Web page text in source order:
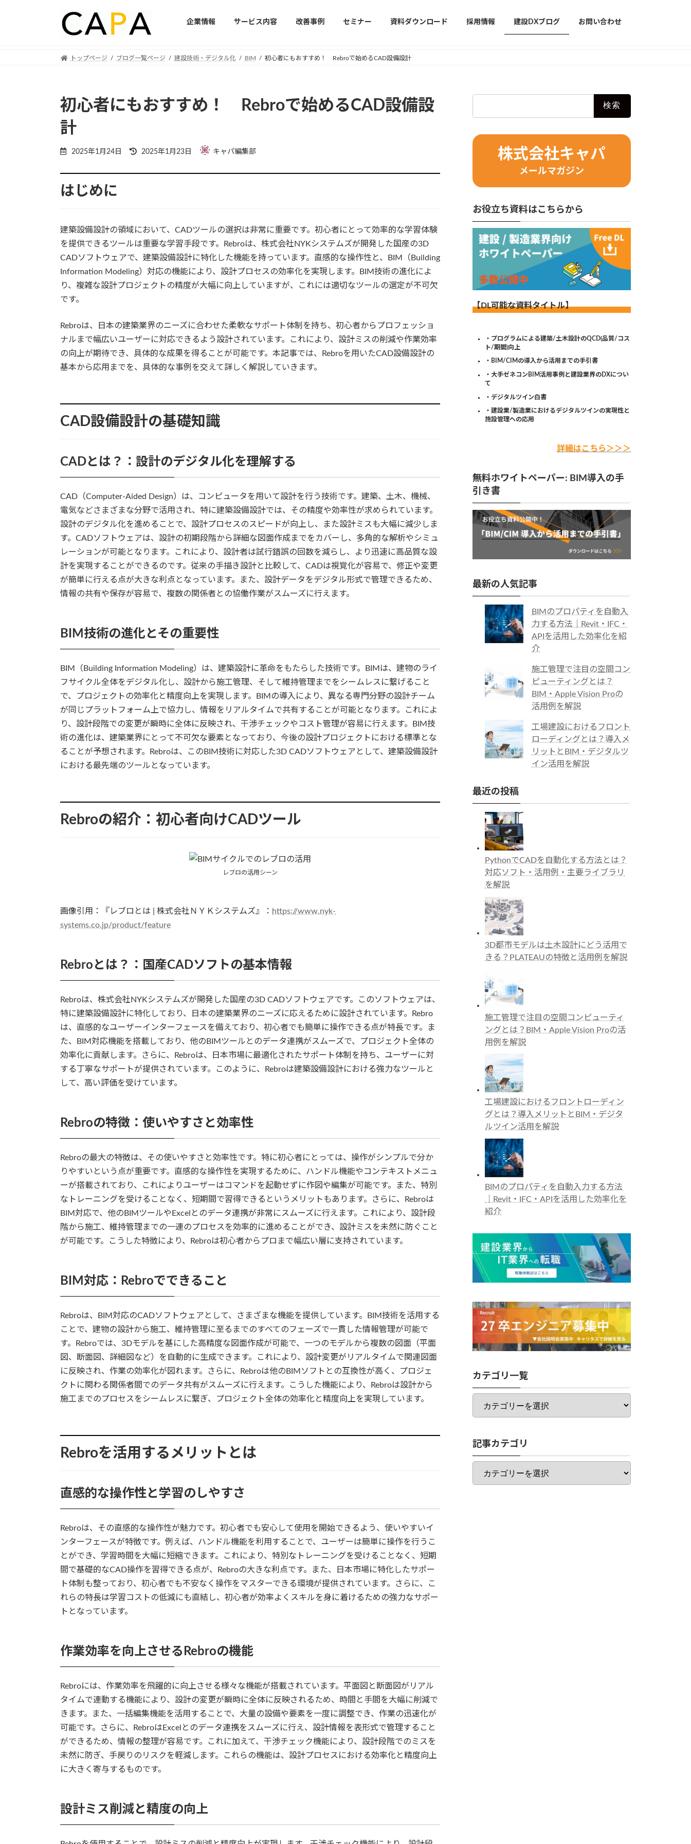
企業情報 サービス内容 改善事例 セミナー 資料ダウンロード 採用情報 建設DXブログ お問い合わせ
トップページ ブログ一覧ページ 建設技術・デジタル化 BIM 初心者にもおすすめ！ Rebroで始めるCAD設備設計
初心者にもおすすめ！ Rebroで始めるCAD設備設
計
2025年1月24日
Last
updated
2025年1月23日 キャパ編集部
はじめに
建築設備設計の領域において、CADツールの選択は非常に重要です。初心者にとって効率的な学習体験
を提供できるツールは重要な学習手段です。Rebroは、株式会社NYKシステムズが開発した国産の3D
CADソフトウェアで、建築設備設計に特化した機能を持っています。直感的な操作性と、BIM（Building
Information Modeling）対応の機能により、設計プロセスの効率化を実現します。BIM技術の進化によ
り、複雑な設計プロジェクトの精度が大幅に向上していますが、これには適切なツールの選定が不可欠
です。
Rebroは、日本の建築業界のニーズに合わせた柔軟なサポート体制を持ち、初心者からプロフェッショ
ナルまで幅広いユーザーに対応できるよう設計されています。これにより、設計ミスの削減や作業効率
の向上が期待でき、具体的な成果を得ることが可能です。本記事では、Rebroを用いたCAD設備設計の
基本から応用までを、具体的な事例を交えて詳しく解説していきます。
CAD設備設計の基礎知識
CADとは？：設計のデジタル化を理解する
CAD（Computer-Aided Design）は、コンピュータを用いて設計を行う技術です。建築、土木、機械、
電気などさまざまな分野で活用され、特に建築設備設計では、その精度や効率性が求められています。
設計のデジタル化を進めることで、設計プロセスのスピードが向上し、また設計ミスも大幅に減少しま
す。CADソフトウェアは、設計の初期段階から詳細な図面作成までをカバーし、多角的な解析やシミュ
レーションが可能となります。これにより、設計者は試行錯誤の回数を減らし、より迅速に高品質な設
計を実現することができるのです。従来の手描き設計と比較して、CADは視覚化が容易で、修正や変更
が簡単に行える点が大きな利点となっています。また、設計データをデジタル形式で管理できるため、
情報の共有や保存が容易で、複数の関係者との協働作業がスムーズに行えます。
BIM技術の進化とその重要性
BIM（Building Information Modeling）は、建築設計に革命をもたらした技術です。BIMは、建物のライ
フサイクル全体をデジタル化し、設計から施工管理、そして維持管理までをシームレスに繋げること
で、プロジェクトの効率化と精度向上を実現します。BIMの導入により、異なる専門分野の設計チーム
が同じプラットフォーム上で協力し、情報をリアルタイムで共有することが可能となります。これによ
り、設計段階での変更が瞬時に全体に反映され、干渉チェックやコスト管理が容易に行えます。BIM技
術の進化は、建築業界にとって不可欠な要素となっており、今後の設計プロジェクトにおける標準とな
ることが予想されます。Rebroは、このBIM技術に対応した3D CADソフトウェアとして、建築設備設計
における最先端のツールとなっています。
Rebroの紹介：初心者向けCADツール
レブロの活用シーン
画像引用：『レブロとは | 株式会社ＮＹＫシステムズ』： https://www.nyk-
systems.co.jp/product/feature
Rebroとは？：国産CADソフトの基本情報
Rebroは、株式会社NYKシステムズが開発した国産の3D CADソフトウェアです。このソフトウェアは、
特に建築設備設計に特化しており、日本の建築業界のニーズに応えるために設計されています。Rebro
は、直感的なユーザーインターフェースを備えており、初心者でも簡単に操作できる点が特長です。ま
た、BIM対応機能を搭載しており、他のBIMツールとのデータ連携がスムーズで、プロジェクト全体の
効率化に貢献します。さらに、Rebroは、日本市場に最適化されたサポート体制を持ち、ユーザーに対
する丁寧なサポートが提供されています。このように、Rebroは建築設備設計における強力なツールと
して、高い評価を受けています。
Rebroの特徴：使いやすさと効率性
Rebroの最大の特徴は、その使いやすさと効率性です。特に初心者にとっては、操作がシンプルで分か
りやすいという点が重要です。直感的な操作性を実現するために、ハンドル機能やコンテキストメニュ
ーが搭載されており、これによりユーザーはコマンドを起動せずに作図や編集が可能です。また、特別
なトレーニングを受けることなく、短期間で習得できるというメリットもあります。さらに、Rebroは
BIM対応で、他のBIMツールやExcelとのデータ連携が非常にスムーズに行えます。これにより、設計段
階から施工、維持管理までの一連のプロセスを効率的に進めることができ、設計ミスを未然に防ぐこと
が可能です。こうした特徴により、Rebroは初心者からプロまで幅広い層に支持されています。
BIM対応：Rebroでできること
Rebroは、BIM対応のCADソフトウェアとして、さまざまな機能を提供しています。BIM技術を活用する
ことで、建物の設計から施工、維持管理に至るまでのすべてのフェーズで一貫した情報管理が可能で
す。Rebroでは、3Dモデルを基にした高精度な図面作成が可能で、一つのモデルから複数の図面（平面
図、断面図、詳細図など）を自動的に生成できます。これにより、設計変更がリアルタイムで関連図面
に反映され、作業の効率化が図れます。さらに、Rebroは他のBIMソフトとの互換性が高く、プロジェ
クトに関わる関係者間でのデータ共有がスムーズに行えます。こうした機能により、Rebroは設計から
施工までのプロセスをシームレスに繋ぎ、プロジェクト全体の効率化と精度向上を実現しています。
Rebroを活用するメリットとは
直感的な操作性と学習のしやすさ
Rebroは、その直感的な操作性が魅力です。初心者でも安心して使用を開始できるよう、使いやすいイ
ンターフェースが特徴です。例えば、ハンドル機能を利用することで、ユーザーは簡単に操作を行うこ
とができ、学習時間を大幅に短縮できます。これにより、特別なトレーニングを受けることなく、短期
間で基礎的なCAD操作を習得できる点が、Rebroの大きな利点です。また、日本市場に特化したサポー
ト体制も整っており、初心者でも不安なく操作をマスターできる環境が提供されています。さらに、こ
れらの特長は学習コストの低減にも直結し、初心者が効率よくスキルを身に着けるための強力なサポー
トとなっています。
作業効率を向上させるRebroの機能
Rebroには、作業効率を飛躍的に向上させる様々な機能が搭載されています。平面図と断面図がリアル
タイムで連動する機能により、設計の変更が瞬時に全体に反映されるため、時間と手間を大幅に削減で
きます。また、一括編集機能を活用することで、大量の設備や要素を一度に調整でき、作業の迅速化が
可能です。さらに、RebroはExcelとのデータ連携をスムーズに行え、設計情報を表形式で管理すること
ができるため、情報の整理が容易です。これに加えて、干渉チェック機能により、設計段階でのミスを
未然に防ぎ、手戻りのリスクを軽減します。これらの機能は、設計プロセスにおける効率化と精度向上
に大きく寄与するものです。
設計ミス削減と精度の向上
株式会社キャパ
メールマガジン
お役立ち資料はこちらから
【DL可能な資料タイトル】
・プログラムによる建築/土木設計のQCD(品質/コス
ト/期間)向上
・BIM/CIMの導入から活用までの手引書
・大手ゼネコンBIM活用事例と建設業界のDXについ
て
・デジタルツイン白書
・建設業/製造業におけるデジタルツインの実現性と
施設管理への応用
詳細はこちら＞＞＞
無料ホワイトペーパー: BIM導入の手
引き書
最新の人気記事
BIMのプロパティを自動入
力する方法｜Revit・IFC・
APIを活用した効率化を紹
介
施工管理で注目の空間コン
ピューティングとは？
BIM・Apple Vision Proの
活用例を解説
工場建設におけるフロント
ローディングとは？導入メ
リットとBIM・デジタルツ
イン活用を解説
最近の投稿
PythonでCADを自動化する方法とは？
対応ソフト・活用例・主要ライブラリ
を解説
3D都市モデルは土木設計にどう活用で
きる？PLATEAUの特徴と活用例を解説
施工管理で注目の空間コンピューティ
ングとは？BIM・Apple Vision Proの活
用例を解説
工場建設におけるフロントローディン
グとは？導入メリットとBIM・デジタ
ルツイン活用を解説
BIMのプロパティを自動入力する方法
｜Revit・IFC・APIを活用した効率化を
紹介
カテゴリ一覧
カ
ゴ
一
覧
記事カテゴリ
記
カ